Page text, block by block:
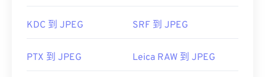
KDC 到 JPEG SRF 到 JPEG
PTX 到 JPEG Leica RAW 到 JPEG